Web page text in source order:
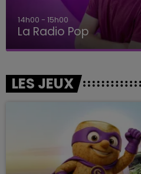
14h00 - 15h00
La Radio Pop
LES JEUX